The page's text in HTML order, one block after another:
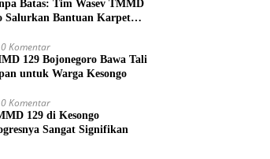
Batas: Tim Wasev TMMD
Salurkan Bantuan Karpet
0 Komentar
129 Bojonegoro Bawa Tali
untuk Warga Kesongo
0 Komentar
129 di Kesongo
Sangat Signifikan